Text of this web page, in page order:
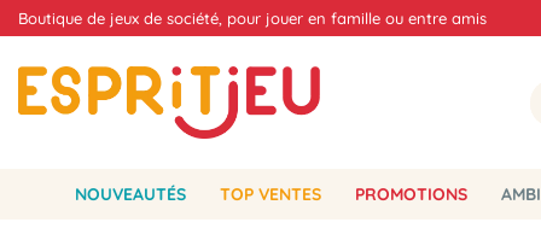
Boutique de jeux de société, pour jouer en famille ou entre amis
NOUVEAUTÉS TOP VENTES PROMOTIONS